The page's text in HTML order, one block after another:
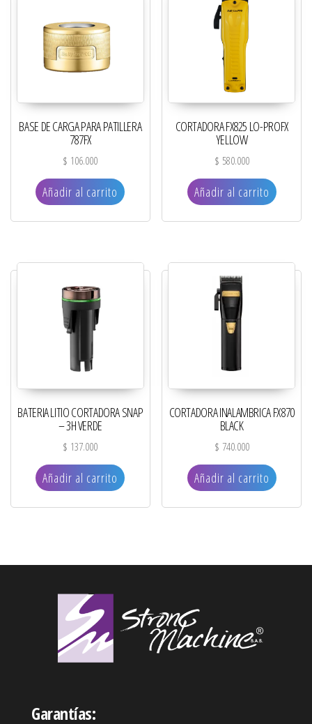
BASE DE CARGA PARA PATILLERA
787FX
$ 106.000
Añadir al carrito
CORTADORA FX825 LO-PROFX
YELLOW
$ 580.000
Añadir al carrito
BATERIA LITIO CORTADORA SNAP
– 3H VERDE
$ 137.000
Añadir al carrito
CORTADORA INALAMBRICA FX870
BLACK
$ 740.000
Añadir al carrito
Garantías: